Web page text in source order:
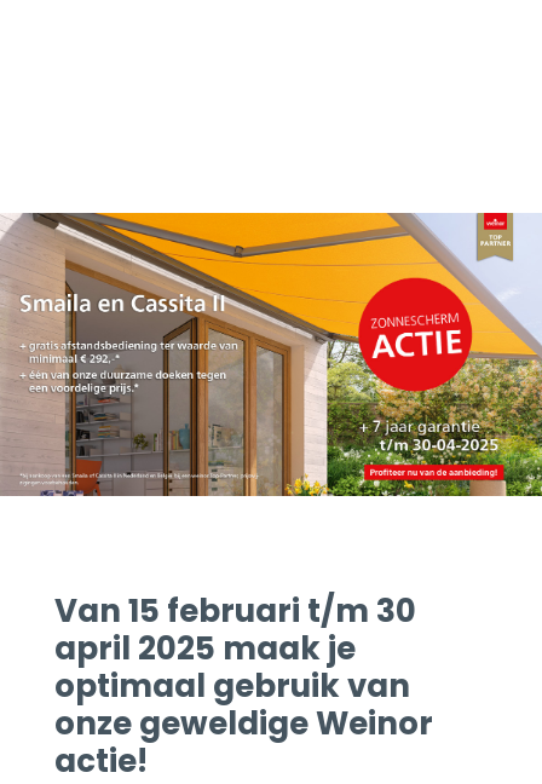
Van 15 februari t/m 30
april 2025 maak je
optimaal gebruik van
onze geweldige Weinor
actie!